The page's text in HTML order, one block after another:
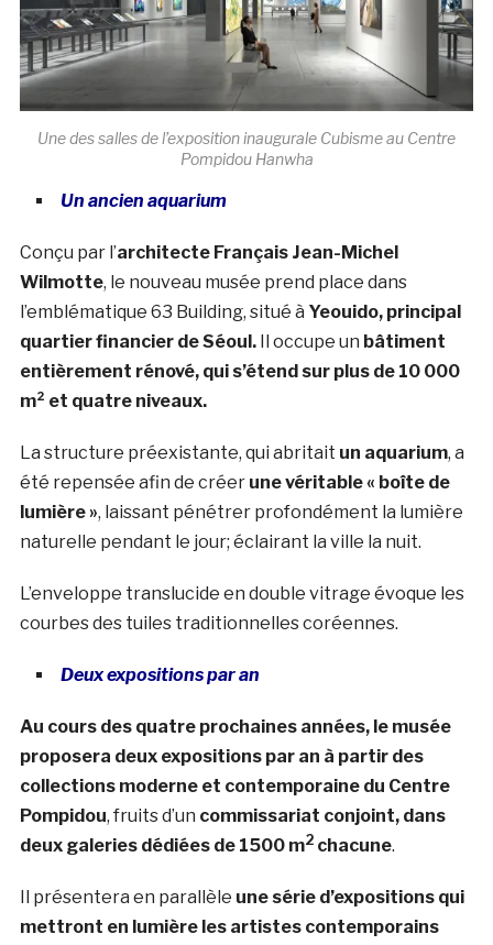
Une des salles de l’exposition inaugurale Cubisme au Centre
Pompidou Hanwha
Un ancien aquarium
Conçu par l’architecte Français Jean-Michel
Wilmotte, le nouveau musée prend place dans
l’emblématique 63 Building, situé à Yeouido, principal
quartier financier de Séoul.Il occupe un bâtiment
entièrement rénové, qui s’étend sur plus de 10 000
m² et quatre niveaux.
La structure préexistante, qui abritait un aquarium, a
été repensée afin de créer une véritable « boîte de
lumière », laissant pénétrer profondément la lumière
naturelle pendant le jour; éclairant la ville la nuit.
L’enveloppe translucide en double vitrage évoque les
courbes des tuiles traditionnelles coréennes.
Deux expositions par an
Au cours des quatre prochaines années, le musée
proposera deux expositions par an à partir des
collections moderne et contemporaine du Centre
Pompidou, fruits d’un commissariat conjoint, dans
deux galeries dédiées de 1500 m2chacune.
Il présentera en parallèle une série d’expositions qui
mettront en lumière les artistes contemporains